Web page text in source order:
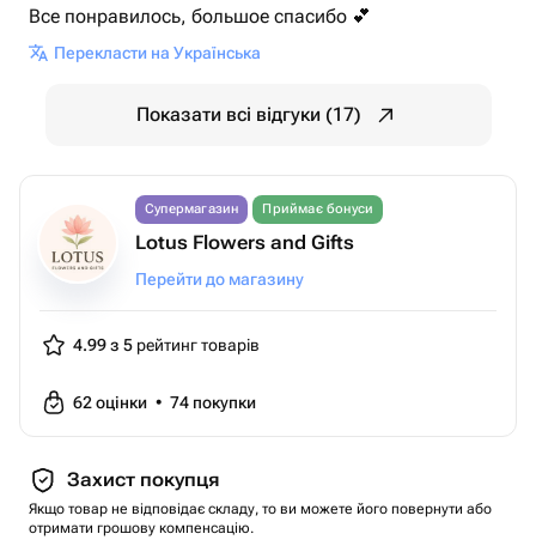
Все понравилось, большое спасибо 💕
Перекласти на Українська
Показати всі відгуки (17)
Супермагазин Приймає бонуси
Lotus Flowers and Gifts
Перейти до магазину
4.99 з 5 рейтинг товарів
62оцінки • 74 покупки
Захист покупця
Якщо товар не відповідає складу, то ви можете його повернути або
отримати грошову компенсацію.